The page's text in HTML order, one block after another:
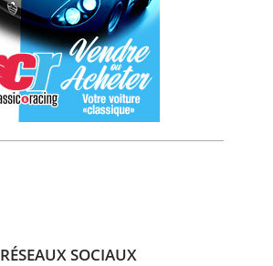
RÉSEAUX SOCIAUX